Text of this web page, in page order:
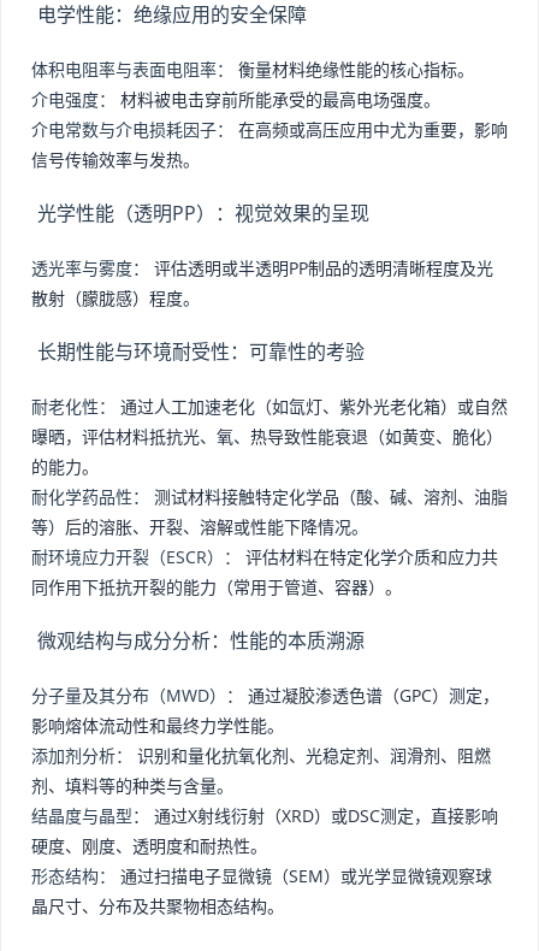
电学性能：绝缘应用的安全保障
体积电阻率与表面电阻率：
衡量材料绝缘性能的核心指标。
介电强度：
材料被电击穿前所能承受的最高电场强度。
介电常数与介电损耗因子：
在高频或高压应用中尤为重要，影响
信号传输效率与发热。
光学性能（透明PP）：视觉效果的呈现
透光率与雾度：
评估透明或半透明PP制品的透明清晰程度及光
散射（朦胧感）程度。
长期性能与环境耐受性：可靠性的考验
耐老化性：
通过人工加速老化（如氙灯、紫外光老化箱）或自然
曝晒，评估材料抵抗光、氧、热导致性能衰退（如黄变、脆化）
的能力。
耐化学药品性：
测试材料接触特定化学品（酸、碱、溶剂、油脂
等）后的溶胀、开裂、溶解或性能下降情况。
耐环境应力开裂（ESCR）：
评估材料在特定化学介质和应力共
同作用下抵抗开裂的能力（常用于管道、容器）。
微观结构与成分分析：性能的本质溯源
分子量及其分布（MWD）：
通过凝胶渗透色谱（GPC）测定，
影响熔体流动性和最终力学性能。
添加剂分析：
识别和量化抗氧化剂、光稳定剂、润滑剂、阻燃
剂、填料等的种类与含量。
结晶度与晶型：
通过X射线衍射（XRD）或DSC测定，直接影响
硬度、刚度、透明度和耐热性。
形态结构：
通过扫描电子显微镜（SEM）或光学显微镜观察球
晶尺寸、分布及共聚物相态结构。